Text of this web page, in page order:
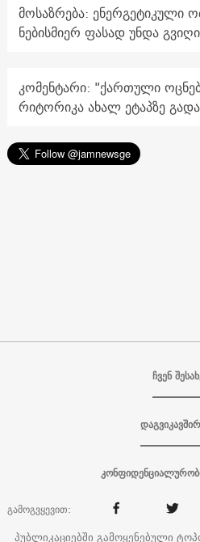
მოსაზრება: ენერგეტიკული
ნებისმიერ ფასად უნდა
კომენტარი: "ქართული
რიტორიკა ახალ ეტაპზე
ჩვენ
გამოგვყევით:
პუბლიკაციებში გამოყენებული